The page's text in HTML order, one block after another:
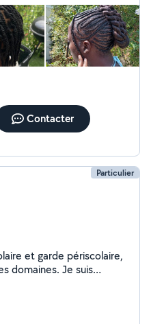
besoins
Contacter
Particulier
et garde périscolaire,
domaines. Je suis